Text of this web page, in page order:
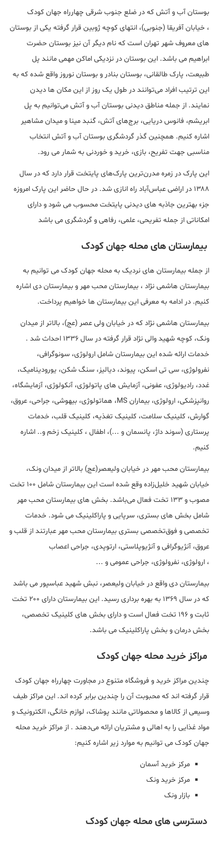
بوستان آب و آتش که در ضلع جنوب شرقی چهارراه جهان کودک
، خیابان آفریقا (جنوبی)، انتهای کوچه ژوبین قرار گرفته یکی از بوستان
های معروف شهر تهران است که نام دیگر آن نیز بوستان حضرت
ابراهیم می باشد. این بوستان در نزدیکی اماکن مهمی مانند پل
طبیعت، پارک طالقانی، بوستان بنادر و بوستان نوروز واقع شده که به
این ترتیب افراد می‌توانند در طول یک روز از این مکان ها دیدن
نمایند. از جمله مناطق دیدنی بوستان آب و آتش می‌توانیم به پل
ابریشم، فانوس دریایی، برج‌های آتش، گنبد مینا و میدان مشاهیر
اشاره کنیم. همچنین گذر گردشگری بوستان آب و آتش انتخاب
مناسبی جهت تفریح، بازی، خرید و خوردنی به شمار می رود.
این پارک در زمره مدرن‌ترین پارک‌های پایتخت قرار دارد که در سال
۱۳۸۸ در اراضی عباس‌آباد راه انازی شد. در حال حاضر این پارک امروزه
جزء بهترین جاذبه های دیدنی پایتخت محسوب می شود و دارای
امکاناتی از جمله تفریحی، علمی، رفاهی و گردشگری می باشد
بیمارستان های محله جهان کودک
از جمله بیمارستان های نردیک به محله جهان کودک می توانیم به
بیمارستان هاشمی نژاد ، بیمارستان محب مهر و بیمارستان دی اشاره
کنیم. در ادامه به معرفی این بیمارستان ها خواهیم پرداخت.
بیمارستان هاشمی نژاد که در خیابان ولی عصر (عج)، بالاتر از میدان
ونک، کوچه شهید والی نژاد قرار گرفته در سال ۱۳۳۶ احداث شد .
خدمات ارائه شده این بیمارستان شامل ارولوژی، سونوگرافی،
نفرولوژی، سی تی اسکن، پیوند، دیالیز، سنگ شکن، یورودینامیک،
غدد، رادیولوژی، عفونی، آزمایش های پاتولوژی، آنکولوژی، آزمایشگاه،
روانپزشکی، ارولوژی، بیماران MS، هماتولوژی، بیهوشی، جراحی، عروق،
گوارش، کلینیک سلامت، کلینیک تغذیه، کلینیک قلب، خدمات
پرستاری (سوند داژ، پانسمان و ...)، اطفال ، کلینیک زخم و.. اشاره
کنیم.
بیمارستان محب مهر در خیابان ولیعصر(عج) بالاتر از میدان ونک،
خیابان شهید خلیل‌زاده وقع شده است این بیمارستان شامل 100 تخت
مصوب و 133 تخت فعال می‌باشد. بخش های بیمارستان محب مهر
شامل بخش های بستری، سرپایی و پاراکلینیک می شود. خدمات
تخصصی و فوق‌تخصصی بستری بیمارستان محب مهر عبارتند از قلب و
عروق، آنژیوگرافی و آنژیوپلاستی، ارتوپدی، جراحی اعصاب
، ارولوژی، نفرولوژی، جراحی عمومی و ...
بیمارستان دی واقع در خیابان ولیعصر، نبش شهید عباسپور می باشد
که در سال 1369 به بهره برداری رسید. این بیمارستان دارای 200 تخت
ثابت و 196 تخت فعال است و دارای بخش های کلینیک تخصصی،
بخش درمان و بخش پاراکلینیک می باشد.
مراکز خرید محله جهان کودک
چندین مراکز خرید و فروشگاه‌ متنوع در مجاورت چهارراه جهان کودک
قرار گرفته اند که محبوبت آن را چندین برابر کرده اند. این مراکز طیف
وسیعی از کالاها و محصولاتی مانند پوشاک، لوازم خانگی، الکترونیک و
مواد غذایی را به اهالی و مشتریان ارائه می‌دهند . از مراکز خرید محله
جهان کودک می توانیم به موارد زیر اشاره کنیم:
مرکز خرید آسمان
مرکز خرید ونک
بازار ونک
دسترسی های محله جهان کودک